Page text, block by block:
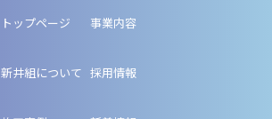
トップページ 事業内容
新井組について 採用情報